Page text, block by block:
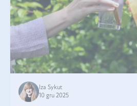
Iza Sykut
10 gru 2025